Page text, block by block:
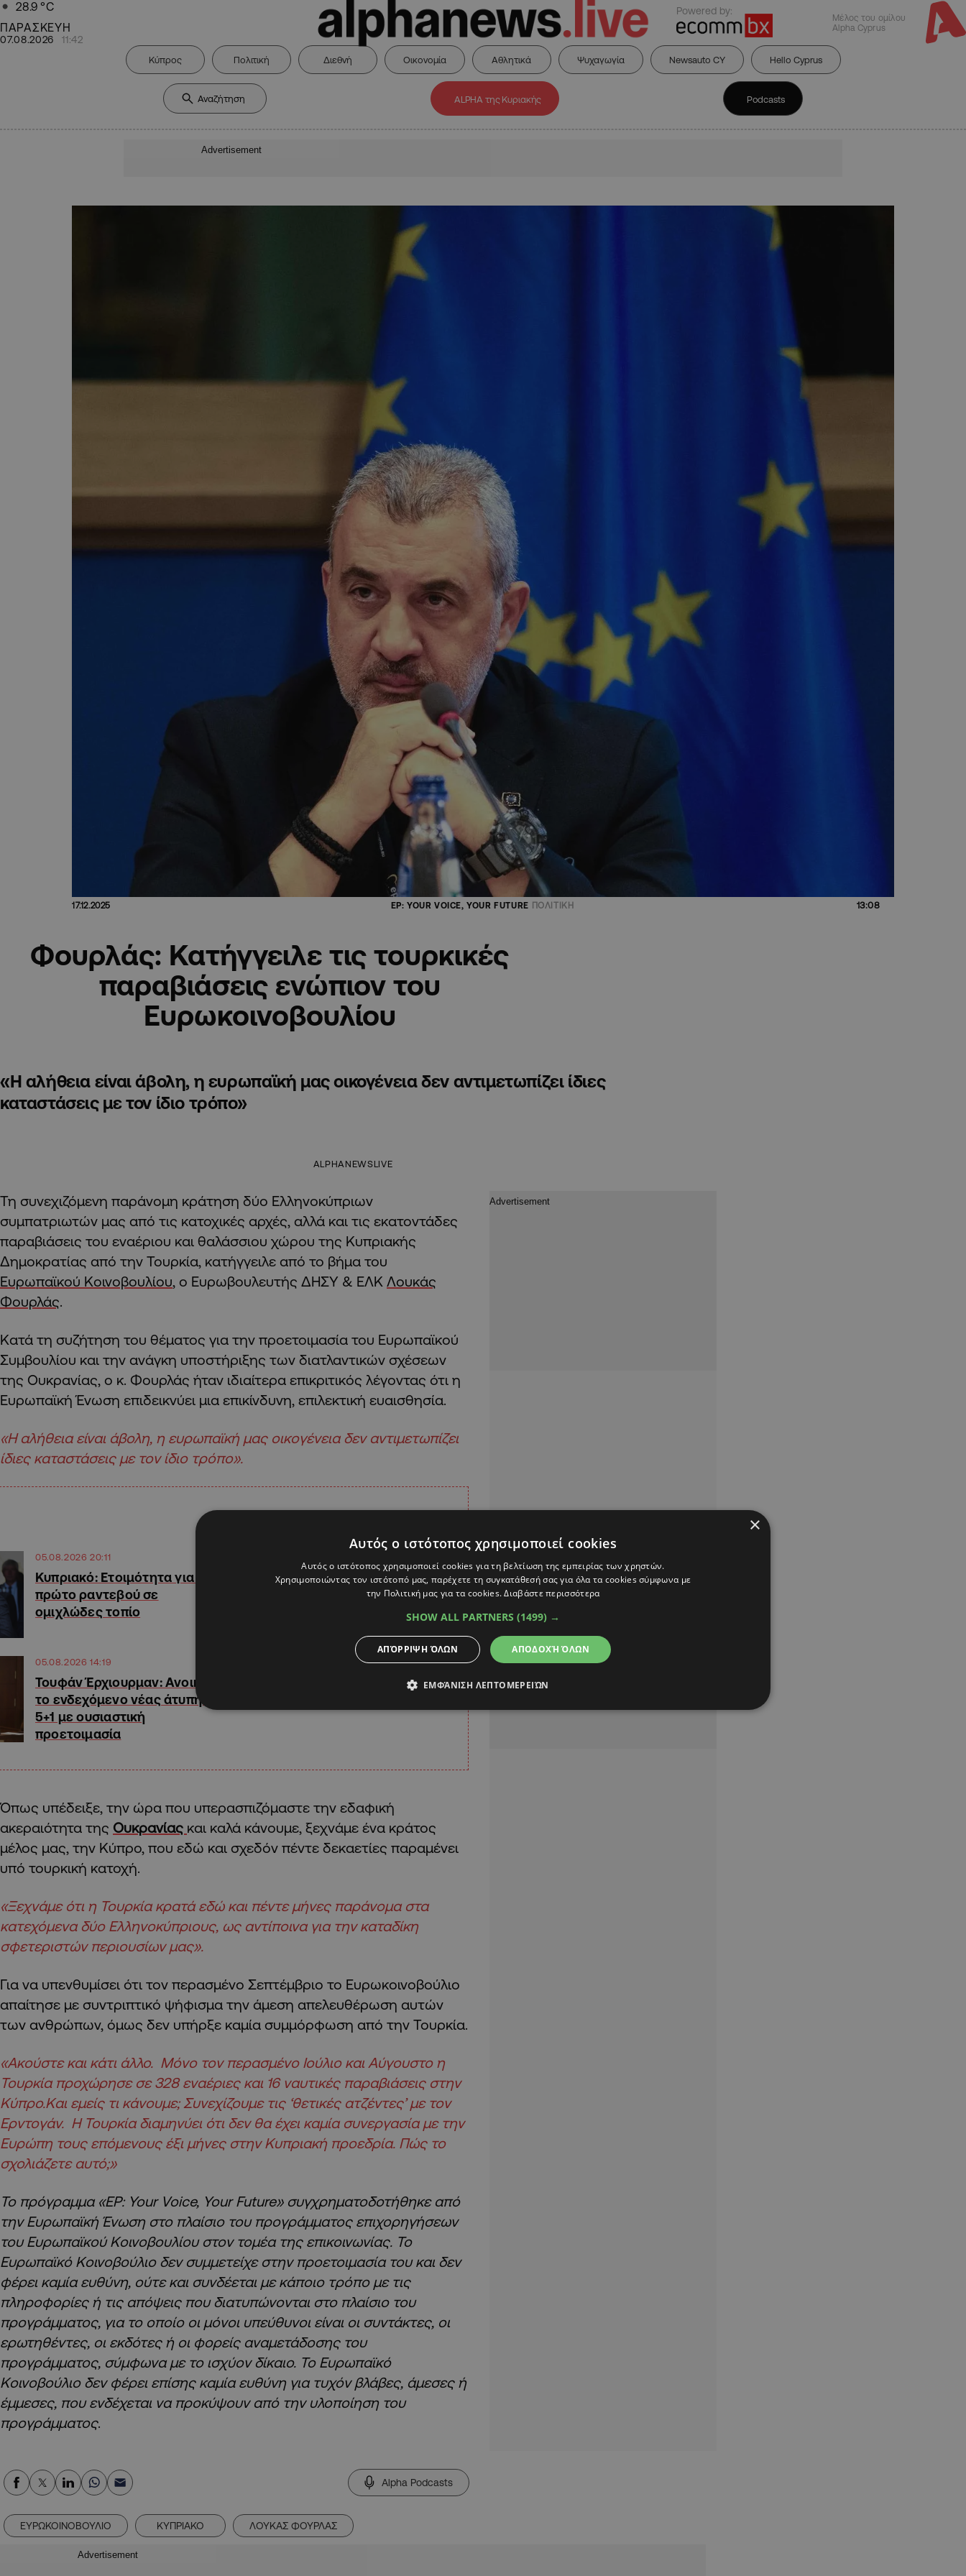
28.9 °C
ΠΑΡΑΣΚΕΥΗ
07.08.2026 11:42
Powered by:
Μέλος του ομίλου
Alpha Cyprus
Κύπρος Πολιτική Διεθνή Οικονομία Αθλητικά Ψυχαγωγία Newsauto CY Hello Cyprus
ALPHA της Κυριακής Podcasts
Advertisement
17.12.2025 EP: YOUR VOICE, YOUR FUTURE ΠΟΛΙΤΙΚΗ 13:08
Φουρλάς: Κατήγγειλε τις τουρκικές
παραβιάσεις ενώπιον του
Ευρωκοινοβουλίου
«Η αλήθεια είναι άβολη, η ευρωπαϊκή μας οικογένεια δεν αντιμετωπίζει ίδιες
καταστάσεις με τον ίδιο τρόπο»
ALPHANEWSLIVE
Τη συνεχιζόμενη παράνομη κράτηση δύο Ελληνοκύπριων
συμπατριωτών μας από τις κατοχικές αρχές, αλλά και τις εκατοντάδες
παραβιάσεις του εναέριου και θαλάσσιου χώρου της Κυπριακής
Δημοκρατίας από την Τουρκία, κατήγγειλε από το βήμα του
Ευρωπαϊκού Κοινοβουλίου, ο Ευρωβουλευτής ΔΗΣΥ & ΕΛΚ Λουκάς
Φουρλάς.
Κατά τη συζήτηση του θέματος για την προετοιμασία του Ευρωπαϊκού
Συμβουλίου και την ανάγκη υποστήριξης των διατλαντικών σχέσεων
της Ουκρανίας, ο κ. Φουρλάς ήταν ιδιαίτερα επικριτικός λέγοντας ότι η
Ευρωπαϊκή Ένωση επιδεικνύει μια επικίνδυνη, επιλεκτική ευαισθησία.
«Η αλήθεια είναι άβολη, η ευρωπαϊκή μας οικογένεια δεν αντιμετωπίζει
ίδιες καταστάσεις με τον ίδιο τρόπο».
05.08.2026 20:11
Κυπριακό: Ετοιμότητα για το
πρώτο ραντεβού σε
ομιχλώδες τοπίο
05.08.2026 14:19
Τουφάν Έρχιουρμαν: Ανοικτό
το ενδεχόμενο νέας άτυπης
5+1 με ουσιαστική
προετοιμασία
Όπως υπέδειξε, την ώρα που υπερασπιζόμαστε την εδαφική
ακεραιότητα της Ουκρανίας και καλά κάνουμε, ξεχνάμε ένα κράτος
μέλος μας, την Κύπρο, που εδώ και σχεδόν πέντε δεκαετίες παραμένει
υπό τουρκική κατοχή.
«Ξεχνάμε ότι η Τουρκία κρατά εδώ και πέντε μήνες παράνομα στα
κατεχόμενα δύο Ελληνοκύπριους, ως αντίποινα για την καταδίκη
σφετεριστών περιουσίων μας».
Για να υπενθυμίσει ότι τον περασμένο Σεπτέμβριο το Ευρωκοινοβούλιο
απαίτησε με συντριπτικό ψήφισμα την άμεση απελευθέρωση αυτών
των ανθρώπων, όμως δεν υπήρξε καμία συμμόρφωση από την Τουρκία.
«Ακούστε και κάτι άλλο. Μόνο τον περασμένο Ιούλιο και Αύγουστο η
Τουρκία προχώρησε σε 328 εναέριες και 16 ναυτικές παραβιάσεις στην
Κύπρο.Και εμείς τι κάνουμε; Συνεχίζουμε τις ‘θετικές ατζέντες’ με τον
Ερντογάν. Η Τουρκία διαμηνύει ότι δεν θα έχει καμία συνεργασία με την
Ευρώπη τους επόμενους έξι μήνες στην Κυπριακή προεδρία. Πώς το
σχολιάζετε αυτό;»
Το πρόγραμμα «EP: Your Voice, Your Future» συγχρηματοδοτήθηκε από
την Ευρωπαϊκή Ένωση στο πλαίσιο του προγράμματος επιχορηγήσεων
του Ευρωπαϊκού Κοινοβουλίου στον τομέα της επικοινωνίας. Το
Ευρωπαϊκό Κοινοβούλιο δεν συμμετείχε στην προετοιμασία του και δεν
φέρει καμία ευθύνη, ούτε και συνδέεται με κάποιο τρόπο με τις
πληροφορίες ή τις απόψεις που διατυπώνονται στο πλαίσιο του
προγράμματος, για το οποίο οι μόνοι υπεύθυνοι είναι οι συντάκτες, οι
ερωτηθέντες, οι εκδότες ή οι φορείς αναμετάδοσης του
προγράμματος, σύμφωνα με το ισχύον δίκαιο. Το Ευρωπαϊκό
Κοινοβούλιο δεν φέρει επίσης καμία ευθύνη για τυχόν βλάβες, άμεσες ή
έμμεσες, που ενδέχεται να προκύψουν από την υλοποίηση του
προγράμματος.
Alpha Podcasts
ΕΥΡΩΚΟΙΝΟΒΟΥΛΙΟ ΚΥΠΡΙΑΚΟ ΛΟΥΚΑΣ ΦΟΥΡΛΑΣ
Advertisement
×
Αυτός ο ιστότοπος χρησιμοποιεί cookies
Αυτός ο ιστότοπος χρησιμοποιεί cookies για τη βελτίωση της εμπειρίας των χρηστών.
Χρησιμοποιώντας τον ιστότοπό μας, παρέχετε τη συγκατάθεσή σας για όλα τα cookies σύμφωνα με
την Πολιτική μας για τα cookies.Διαβάστε περισσότερα
SHOW ALL PARTNERS (1499) →
ΑΠΟΔΟΧΉ ΌΛΩΝ
ΑΠΌΡΡΙΨΗ ΌΛΩΝ
ΕΜΦΆΝΙΣΗ ΛΕΠΤΟΜΕΡΕΙΏΝ